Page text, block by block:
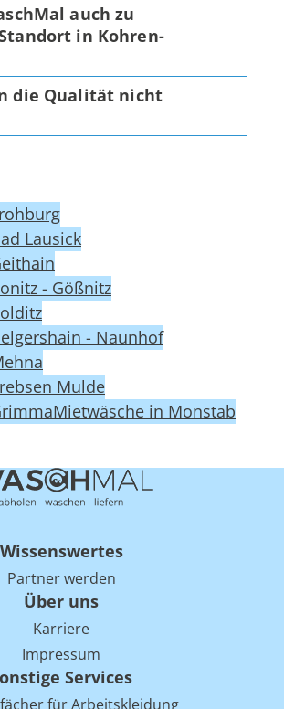
auch zu
in Kohren-
die Qualität nicht
Lausick
- Gößnitz
- Naunhof
Mulde
Mietwäsche in Monstab
Wissenswertes
Partner werden
Über uns
Karriere
Impressum
Services
für Arbeitskleidung